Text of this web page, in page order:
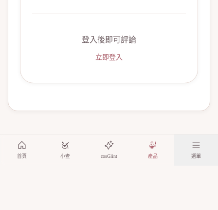
登入後即可評論
立即登入
首頁 小查 cosGlint 產品 選單